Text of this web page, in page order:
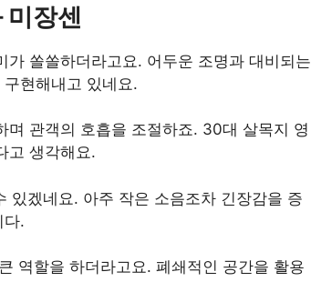
미장센
쏠쏠하더라고요. 어두운 조명과 대비되는
현해내고 있네요.
며 관객의 호흡을 조절하죠. 30대 살목지 영
고 생각해요.
있겠네요. 아주 작은 소음조차 긴장감을 증
다.
역할을 하더라고요. 폐쇄적인 공간을 활용